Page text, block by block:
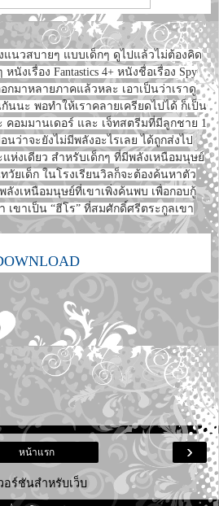
บายๆ แบบเด็กๆ ดูไปแล้วไม่ต้องคิด
นังเรื่อง Fantastics 4+ หนังชื่อเรื่อง Spy
กมาหลายภาคแล้วหละ เอาเป็นว่าเราดู
นนะ พอทำให้เราคลายเครียดไปได้ ก็เป็น
คอมมานเดอร์ และ เจ็ทสตรีมที่มีลูกชาย 1
ว่าจะยังไม่มีพลังอะไรเลย ได้ถูกส่งไป
ห่งเดียว สำหรับเด็กๆ ที่มีพลังเหนือมนุษย์
วัยเด็ก ในโรงเรียนวิลก็จะต้องค้นหาตัว
ลังเหนือมนุษย์ที่เขาเพิ่งค้นพบ เพื่อกอบกู้
เขาเป็น “ฮีโร” ที่สมศักดิ์ศรีตระกูลเขา
›
หน้าแรก
อร์ชันสำหรับเว็บ